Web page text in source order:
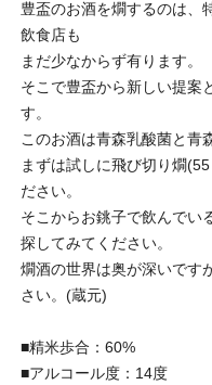
豊盃のお酒を燗するのは、
飲食店も
まだ少なからず有ります。
そこで豊盃から新しい提案
す。
このお酒は青森乳酸菌と青
まずは試しに飛び切り燗
ださい。
そこからお銚子で飲んでい
探してみてください。
燗酒の世界は奥が深いです
さい。(蔵元)
■精米歩合：60%
■アルコール度：14度